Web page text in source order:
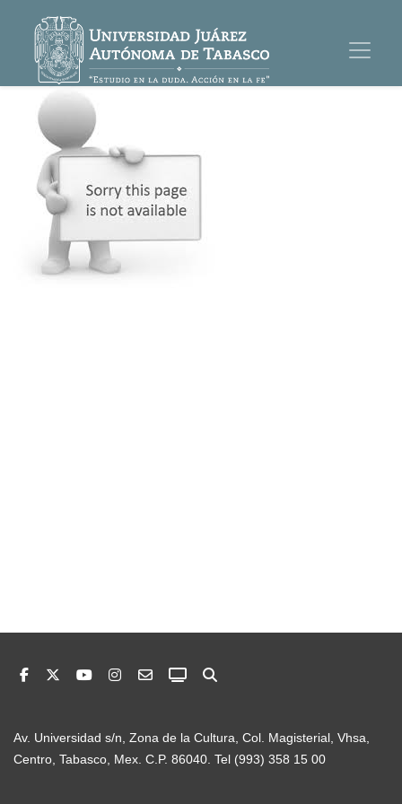
Av. Universidad s/n, Zona de la Cultura, Col. Magisterial, Vhsa,
Centro, Tabasco, Mex. C.P. 86040. Tel (993) 358 15 00